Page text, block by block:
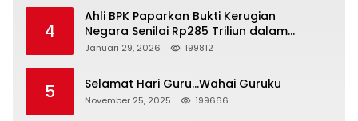
4
Ahli BPK Paparkan Bukti Kerugian
Negara Senilai Rp285 Triliun dalam
Persidangan Korupsi PT Pertamina
Januari 29, 2026 199812
5 Selamat Hari Guru…Wahai Guruku
November 25, 2025 199666